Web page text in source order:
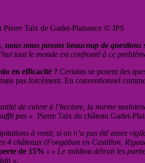
Taïx de Gadet-Plaisance © JPS
nous nous posons beaucoup de
tout le monde est confronté à ce
en efficacité ? Certains se posent des
pas forcément. En conventionnel
de cuivre à l’hectare, la norme
pas » Pierre Taïx du château Gadet-
à venir, si on n’a pas été assez
4 châteaux (Fongaban en Castillon,
de 15% : « Le mildiou détruit les
».